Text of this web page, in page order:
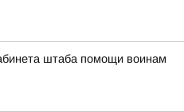
штаба помощи воинам